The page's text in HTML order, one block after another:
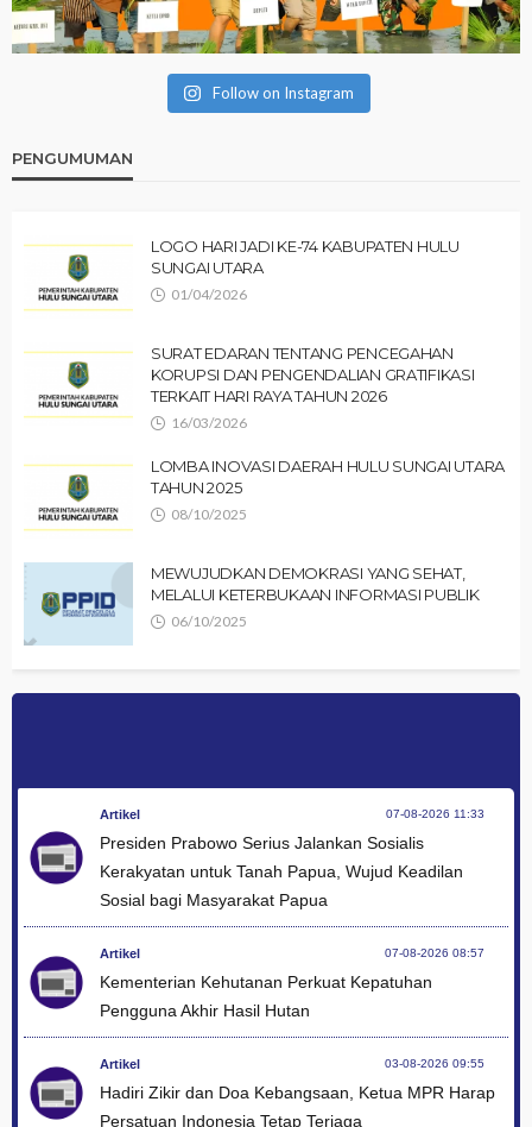
Follow on Instagram
PENGUMUMAN
LOGO HARI JADI KE-74 KABUPATEN HULU
SUNGAI UTARA
01/04/2026
SURAT EDARAN TENTANG PENCEGAHAN
KORUPSI DAN PENGENDALIAN GRATIFIKASI
TERKAIT HARI RAYA TAHUN 2026
16/03/2026
LOMBA INOVASI DAERAH HULU SUNGAI UTARA
TAHUN 2025
08/10/2025
MEWUJUDKAN DEMOKRASI YANG SEHAT,
MELALUI KETERBUKAAN INFORMASI PUBLIK
06/10/2025
Artikel 07-08-2026 11:33
Presiden Prabowo Serius Jalankan Sosialis
Kerakyatan untuk Tanah Papua, Wujud Keadilan
Sosial bagi Masyarakat Papua
Artikel 07-08-2026 08:57
Kementerian Kehutanan Perkuat Kepatuhan
Pengguna Akhir Hasil Hutan
Artikel 03-08-2026 09:55
Hadiri Zikir dan Doa Kebangsaan, Ketua MPR Harap
Persatuan Indonesia Tetap Terjaga